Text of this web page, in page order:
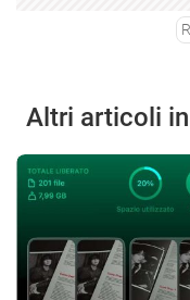
Altri articoli